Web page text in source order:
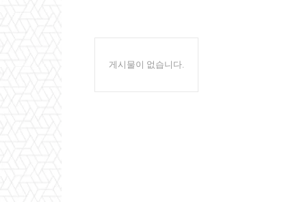
게시물이 없습니다.